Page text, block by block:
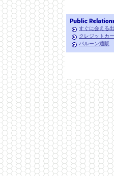
すぐに会える
クレジットカ
バルーン通販